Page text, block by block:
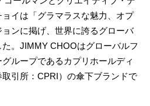
イは「グラマラスな魅力、オプ
ンに掲げ、世界に誇るグローバ
。JIMMY CHOOはグローバルフ
ループであるカプリホールディ
引所：CPRI）の傘下ブランドで